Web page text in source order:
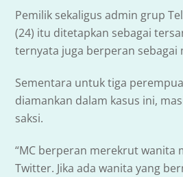
Pemilik sekaligus admin grup
(24) itu ditetapkan sebagai
ternyata juga berperan sebagai
Sementara untuk tiga
diamankan dalam kasus ini,
saksi.
“MC berperan merekrut wanita
Twitter. Jika ada wanita yang